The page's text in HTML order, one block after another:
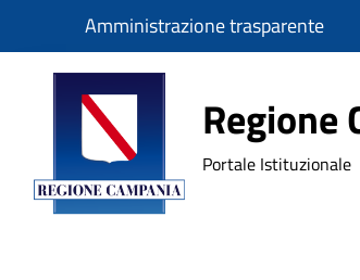
SlimAmministrazione trasparente
Regione
Portale Istituzionale